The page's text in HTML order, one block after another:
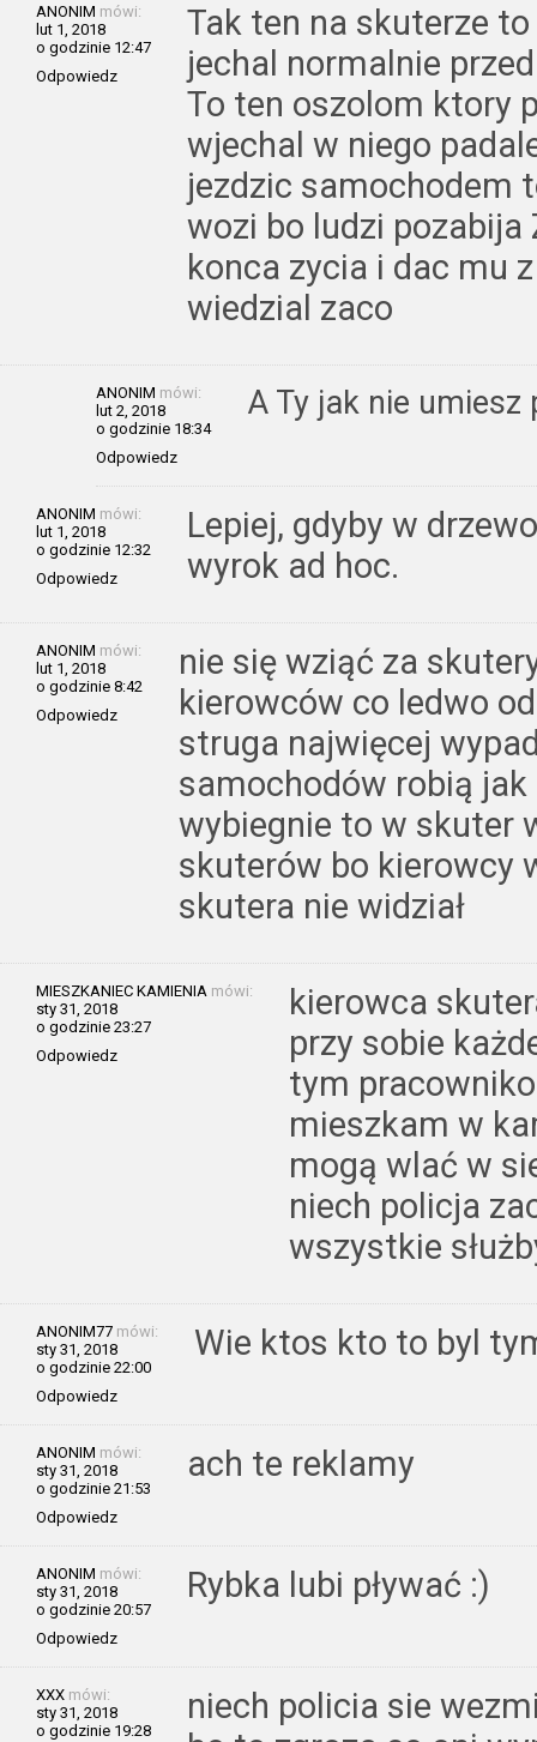
ANONIM mówi:
lut 1, 2018
o godzinie 12:47
Odpowiedz
Tak ten na skuterze
jechal normalnie
To ten oszolom ktory
wjechal w niego
jezdzic samochodem
wozi bo ludzi pozabija
konca zycia i dac mu
wiedzial zaco
ANONIM mówi:
lut 2, 2018
o godzinie 18:34
Odpowiedz
A Ty jak nie umiesz
ANONIM mówi:
lut 1, 2018
o godzinie 12:32
Odpowiedz
Lepiej, gdyby w
wyrok ad hoc.
ANONIM mówi:
lut 1, 2018
o godzinie 8:42
Odpowiedz
nie się wziąć za
kierowców co ledwo
struga najwięcej
samochodów robią
wybiegnie to w skuter
skuterów bo kierowcy
skutera nie widział
MIESZKANIEC KAMIENIA mówi:
sty 31, 2018
o godzinie 23:27
Odpowiedz
kierowca
przy sobie
tym
mieszkam w
mogą wlać w
niech policja
wszystkie
ANONIM77 mówi:
sty 31, 2018
o godzinie 22:00
Odpowiedz
Wie ktos kto to byl
ANONIM mówi:
sty 31, 2018
o godzinie 21:53
Odpowiedz
ach te reklamy
ANONIM mówi:
sty 31, 2018
o godzinie 20:57
Odpowiedz
Rybka lubi pływać :)
XXX mówi:
sty 31, 2018
o godzinie 19:28
niech policia sie